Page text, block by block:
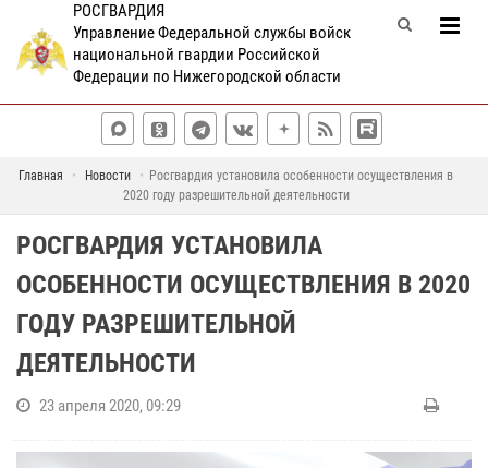
РОСГВАРДИЯ
Управление Федеральной службы войск
национальной гвардии Российской
Федерации по Нижегородской области
Главная Новости
Росгвардия установила особенности осуществления в
2020 году разрешительной деятельности
РОСГВАРДИЯ УСТАНОВИЛА
ОСОБЕННОСТИ ОСУЩЕСТВЛЕНИЯ В 2020
ГОДУ РАЗРЕШИТЕЛЬНОЙ
ДЕЯТЕЛЬНОСТИ
23 апреля 2020, 09:29